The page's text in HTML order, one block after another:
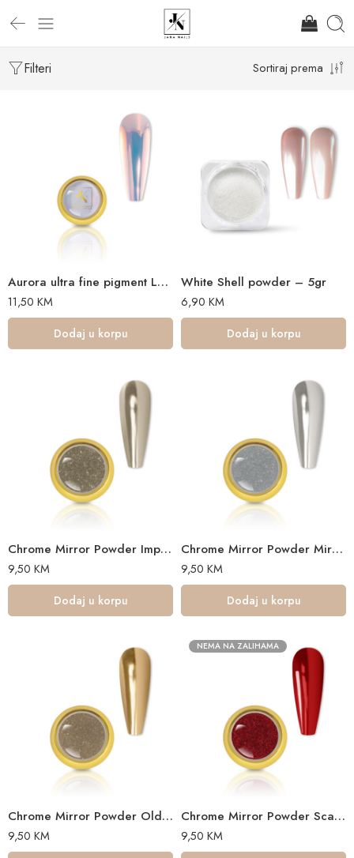
Filteri Sortiraj prema
Aurora ultra fine pigment Lunar Aurora – 0, 2 g
11,50 KM
Dodaj u korpu
White Shell powder – 5gr
6,90 KM
Dodaj u korpu
Chrome Mirror Powder Imperial 0,5 gr
9,50 KM
Dodaj u korpu
Chrome Mirror Powder Mirror Frost 0,5 gr
9,50 KM
Dodaj u korpu
Chrome Mirror Powder Old Money 0,5 gr
9,50 KM
NEMA NA ZALIHAMA
Chrome Mirror Powder Scarlet Crown 0,5 gr
9,50 KM